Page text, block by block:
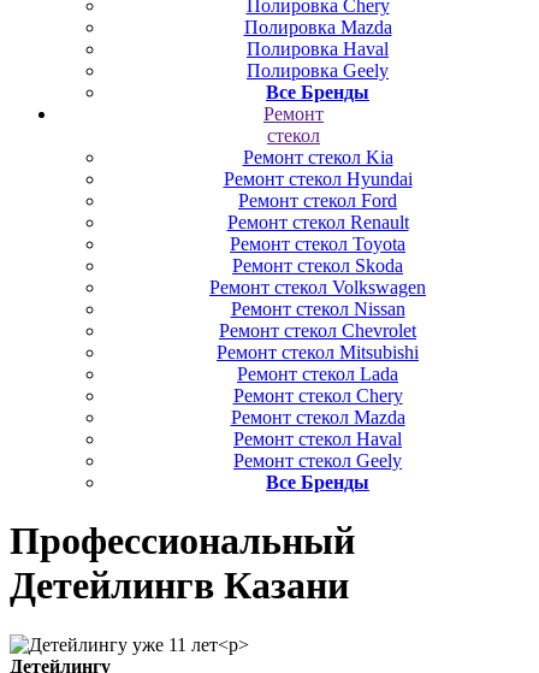
Полировка Chery
Полировка Mazda
Полировка Haval
Полировка Geely
Все Бренды
Ремонт
стекол
Ремонт стекол Kia
Ремонт стекол Hyundai
Ремонт стекол Ford
Ремонт стекол Renault
Ремонт стекол Toyota
Ремонт стекол Skoda
Ремонт стекол Volkswagen
Ремонт стекол Nissan
Ремонт стекол Chevrolet
Ремонт стекол Mitsubishi
Ремонт стекол Lada
Ремонт стекол Chery
Ремонт стекол Mazda
Ремонт стекол Haval
Ремонт стекол Geely
Все Бренды
Профессиональный
Детейлингв Казани
Детейлингу